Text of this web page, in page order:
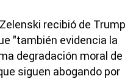
recibió de Trump
"también evidencia la
degradación moral de
siguen abogando por